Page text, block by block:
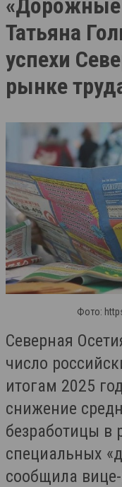
«Дорожные
Татьяна
успехи
рынке
Фото:
Северная
число
итогам 2025
снижение
безработицы в
специальных
сообщила